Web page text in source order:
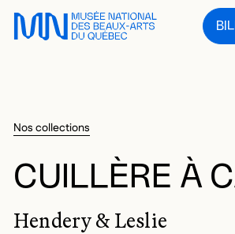
Sauter au menu principal
Sauter au contenu principal
Sauter au pied de page
Nos collections
CUILLÈRE À
Hendery & Leslie